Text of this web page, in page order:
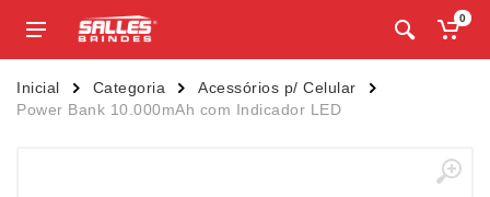
0
Inicial Categoria
Acessórios p/ Celular
Power Bank 10.000mAh com Indicador LED